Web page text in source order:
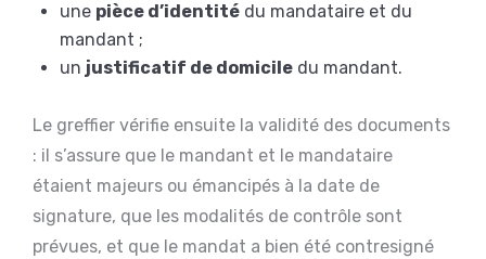
une pièce d’identité du mandataire et du
mandant ;
un justificatif de domicile du mandant.
Le greffier vérifie ensuite la validité des documents
: il s’assure que le mandant et le mandataire
étaient majeurs ou émancipés à la date de
signature, que les modalités de contrôle sont
prévues, et que le mandat a bien été contresigné